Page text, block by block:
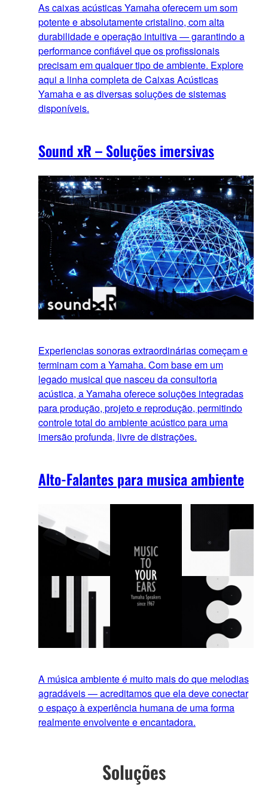
As caixas acústicas Yamaha oferecem um som
potente e absolutamente cristalino, com alta
durabilidade e operação intuitiva — garantindo a
performance confiável que os profissionais
precisam em qualquer tipo de ambiente. Explore
aqui a linha completa de Caixas Acústicas
Yamaha e as diversas soluções de sistemas
disponíveis.
Sound xR – Soluções imersivas
Experiencias sonoras extraordinárias começam e
terminam com a Yamaha. Com base em um
legado musical que nasceu da consultoria
acústica, a Yamaha oferece soluções integradas
para produção, projeto e reprodução, permitindo
controle total do ambiente acústico para uma
imersão profunda, livre de distrações.
Alto-Falantes para musica ambiente
A música ambiente é muito mais do que melodias
agradáveis — acreditamos que ela deve conectar
o espaço à experiência humana de uma forma
realmente envolvente e encantadora.
Soluções